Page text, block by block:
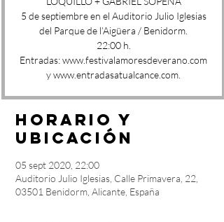
5 de septiembre en el Auditorio Julio Iglesias
del Parque de l’Aigüera / Benidorm.
22:00 h.
Entradas: www.festivalamoresdeverano.com
y www.entradasatualcance.com.
Horario y
ubicación
05 sept 2020, 22:00
Auditorio Julio Iglesias, Calle Primavera, 22,
03501 Benidorm, Alicante, España